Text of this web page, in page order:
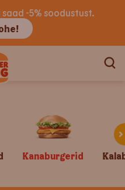
-5% soodustust.
Kanaburgerid